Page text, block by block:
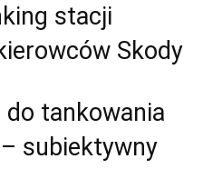
stacji
Skody
do tankowania
subiektywny